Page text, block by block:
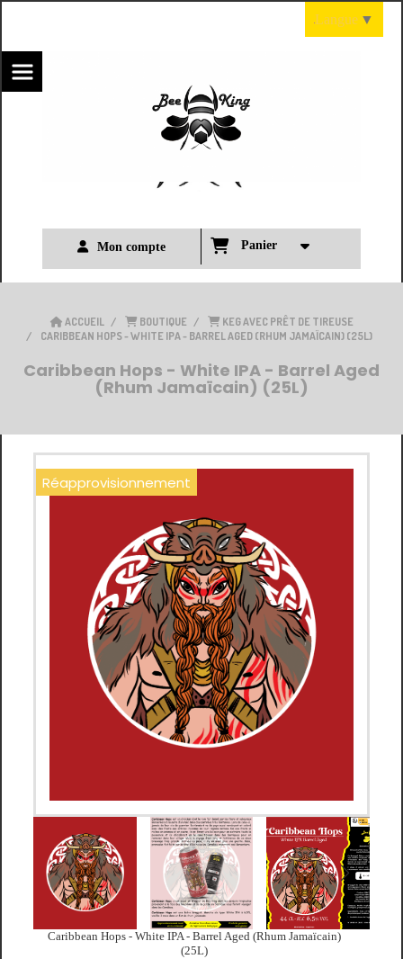
Mon compte Panier
ACCUEIL BOUTIQUE
KEG AVEC PRÊT DE TIREUSE
CARIBBEAN HOPS - WHITE IPA - BARREL AGED (RHUM JAMAÏCAIN) (25L)
Caribbean Hops - White IPA - Barrel Aged
(Rhum Jamaïcain) (25L)
Réapprovisionnement
Caribbean Hops - White IPA - Barrel Aged (Rhum Jamaïcain)
(25L)
Langue ▼
Panneau de gestion des cookies